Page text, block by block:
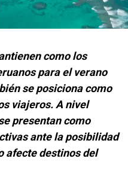
como los
para el verano
se posiciona como
viajeros. A nivel
presentan como
ante la posibilidad
afecte destinos del